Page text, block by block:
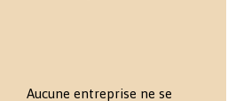
Aucune entreprise ne se